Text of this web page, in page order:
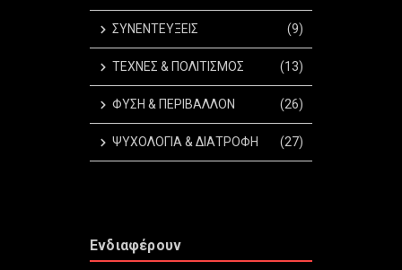
ΣΥΝΕΝΤΕΥΞΕΙΣ (9)
ΤΕΧΝΕΣ & ΠΟΛΙΤΙΣΜΟΣ (13)
ΦΥΣΗ & ΠΕΡΙΒΑΛΛΟΝ (26)
ΨΥΧΟΛΟΓΙΑ & ΔΙΑΤΡΟΦΗ (27)
Ενδιαφέρουν